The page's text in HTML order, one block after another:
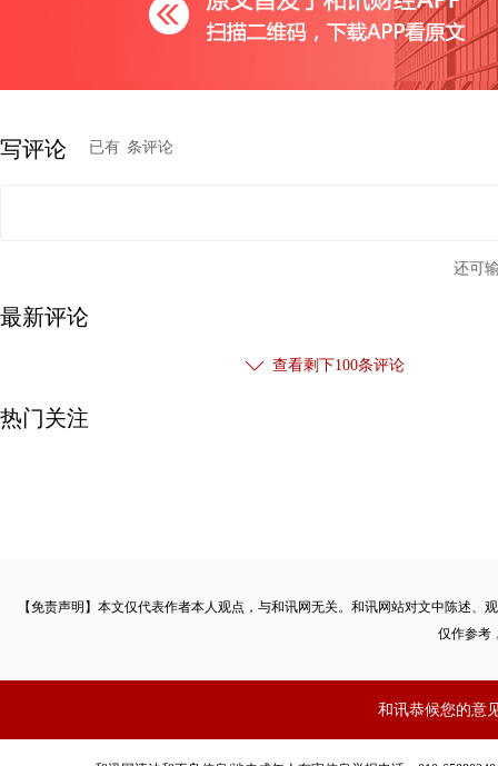
写评论 已有 条评论
还可
最新评论
查看剩下100条评论
热门关注
【免责声明】本文仅代表作者本人观点，与和讯网无关。和讯网站对文中陈述
仅作参考
和讯恭候您的意